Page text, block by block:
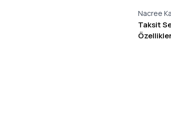
Nacree
Taksit